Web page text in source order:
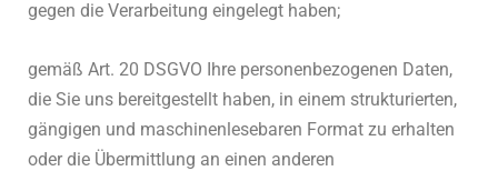
gegen die Verarbeitung eingelegt haben;
gemäß Art. 20 DSGVO Ihre personenbezogenen Daten,
die Sie uns bereitgestellt haben, in einem strukturierten,
gängigen und maschinenlesebaren Format zu erhalten
oder die Übermittlung an einen anderen